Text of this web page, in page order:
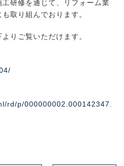
研修を通じて、リフォーム業
取り組んでおります。
りご覧いただけます。
rd/p/000000002.000142347.